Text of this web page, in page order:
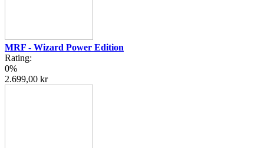
MRF - Wizard Power Edition
Rating:
0%
2.699,00 kr